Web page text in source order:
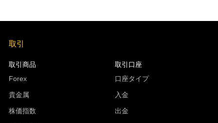
取引
取引商品
Forex
貴金属
株価指数
取引口座
口座タイプ
入金
出金